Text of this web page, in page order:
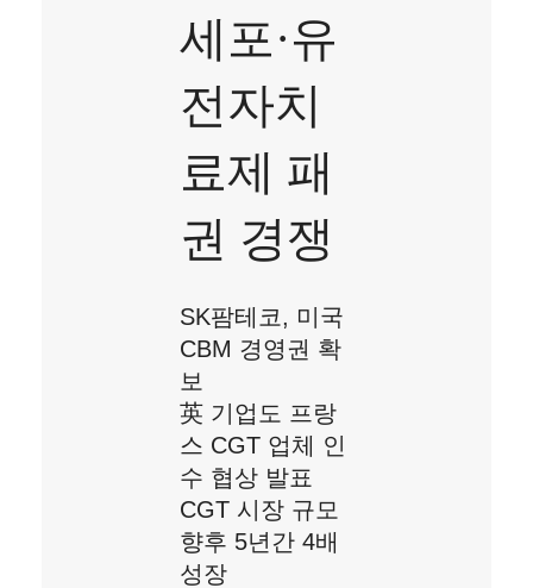
세포·유
전자치
료제 패
권 경쟁
SK팜테코, 미국
CBM 경영권 확
보
英 기업도 프랑
스 CGT 업체 인
수 협상 발표
CGT 시장 규모
향후 5년간 4배
성장